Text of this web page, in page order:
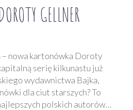
GELLNER
nowa kartonówka Doroty
serię kilkunastu już
wydawnictwa Bajka,
dla ciut starszych? To
polskich autorów…